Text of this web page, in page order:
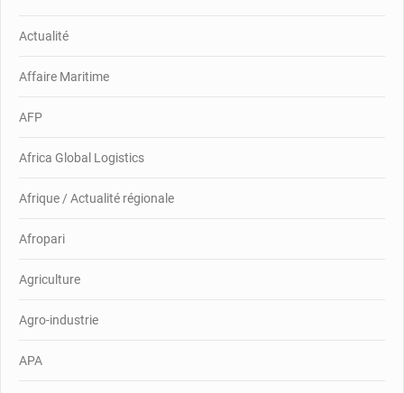
Actualité
Affaire Maritime
AFP
Africa Global Logistics
Afrique / Actualité régionale
Afropari
Agriculture
Agro-industrie
APA